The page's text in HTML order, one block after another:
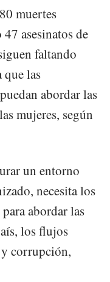
muertes
asesinatos de
faltando
que las
abordar las
mujeres, según
un entorno
necesita los
abordar las
los flujos
corrupción,